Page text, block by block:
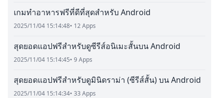
เกมทำอาหารฟรีที่ดีที่สุดสำหรับ Android
2025/11/04 15:14:48• 12 Apps
สุดยอดแอปฟรีสำหรับดูซีรีส์อนิเมะสั้นบน Android
2025/11/04 15:14:45• 9 Apps
สุดยอดแอปฟรีสำหรับดูมินิดราม่า (ซีรีส์สั้น) บน Android
2025/11/04 15:14:34• 33 Apps